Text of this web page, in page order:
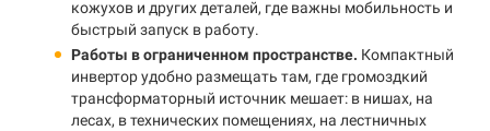
кожухов и других деталей, где важны мобильность и
быстрый запуск в работу.
Работы в ограниченном пространстве. Компактный
инвертор удобно размещать там, где громоздкий
трансформаторный источник мешает: в нишах, на
лесах, в технических помещениях, на лестничных